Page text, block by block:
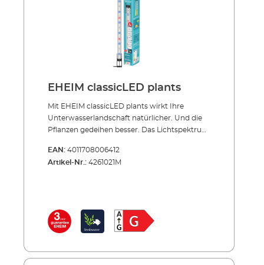
classicLED ist wasserdicht (IPx7) und durch
Niedervolttechnik besonders sicher. Die
mittlere Lebensdauer liegt bei mindestens 35
000 Stunden. Erhältlich ist die EHEIM
classicLED inklusive LED Sicherheitsnetzteil.
EHEIM classicLED plants
Mit EHEIM classicLED plants wirkt Ihre
Unterwasserlandschaft natürlicher. Und die
Pflanzen gedeihen besser. Das Lichtspektrum
Wasserpflanzen abgestimmt. Durch einen
höheren Rot-Anteil wirkt das Licht
gibt es in sechs Längen von 550 bis 1300 mm.
Die LED-Leiste lässt sich durch den
Breite von 1,30 Metern stufenlos an. Mit einem
EAN: 4011708006412
Artikel-Nr.: 4261021M